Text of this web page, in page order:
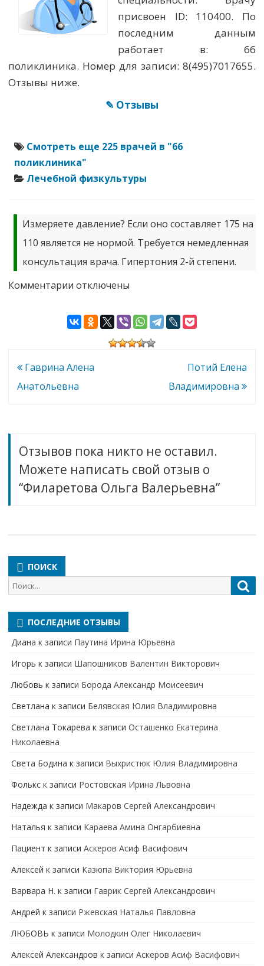
присвоен ID: 110400. По
последним данным
работает в: 66
поликлиника. Номер для записи: 8(495)7017655.
Отзывы ниже.
✎ Отзывы
Смотреть еще 225 врачей в "66
поликлиника"
Лечебной физкультуры
Измеряете давление? Если оно составляет 175 на
110 является не нормой. Требуется немедленная
консультация врача. Гипертония 2-й степени.
Комментарии к
Ольга
Валерьевна
отключены
Навигация
по
Гаврина Алена
Анатольевна
Потий Елена
Владимировна
Отзывов пока никто не оставил.
Можете написать свой отзыв о
“Филаретова Ольга Валерьевна”
ПОИСК
Поиск
для:
ПОСЛЕДНИЕ ОТЗЫВЫ
Диана к записи Паутина Ирина Юрьевна
Игорь к записи Шапошников Валентин Викторович
Любовь к записи Борода Александр Моисеевич
Светлана к записи Белявская Юлия Владимировна
Cветлана Токарева к записи Осташенко Екатерина
Николаевна
Света Бодина к записи Выхристюк Юлия Владимировна
Фолькс к записи Ростовская Ирина Львовна
Надежда к записи Макаров Сергей Александрович
Наталья к записи Караева Амина Онгарбиевна
Пациент к записи Аскеров Асиф Васифович
Алексей к записи Казюпа Виктория Юрьевна
Варвара Н. к записи Гаврик Сергей Александрович
Андрей к записи Ржевская Наталья Павловна
ЛЮБОВЬ к записи Молодкин Олег Николаевич
Алексей Александров к записи Аскеров Асиф Васифович